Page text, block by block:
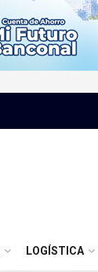
LOGÍSTICA